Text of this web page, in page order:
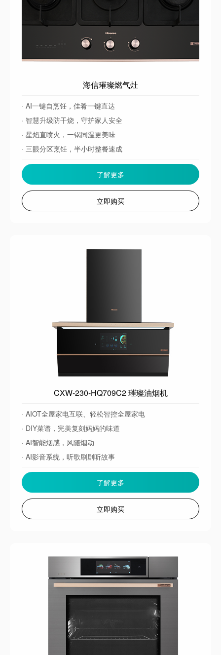
海信璀璨燃气灶
· AI一键自烹饪，佳肴一键直达
· 智慧升级防干烧，守护家人安全
· 星焰直喷火，一锅同温更美味
· 三眼分区烹饪，半小时整餐速成
了解更多
立即购买
CXW-230-HQ709C2 璀璨油烟机
· AIOT全屋家电互联、轻松智控全屋家电
· DIY菜谱，完美复刻妈妈的味道
· AI智能烟感，风随烟动
· AI影音系统，听歌刷剧听故事
了解更多
立即购买